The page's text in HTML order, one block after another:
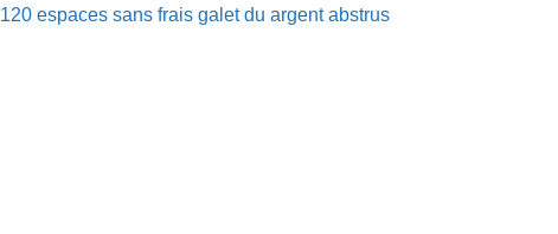
120 espaces sans frais galet du argent abstrus